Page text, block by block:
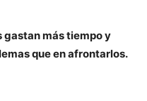
gastan más tiempo y
que en afrontarlos.